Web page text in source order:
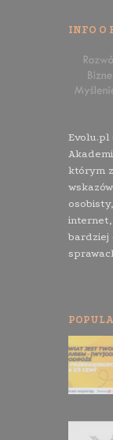
INFO O
Evolu.pl
którym
internet,
bardziej